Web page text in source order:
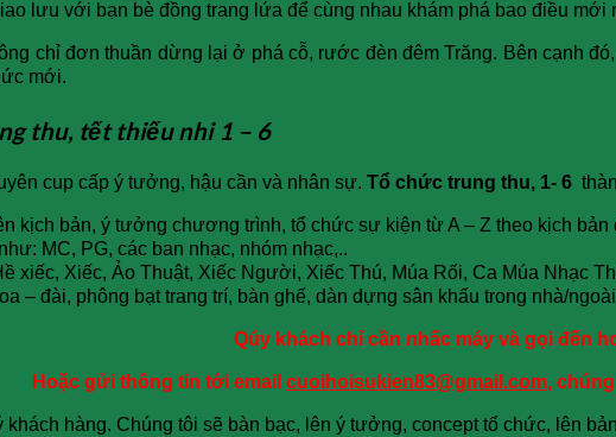
lưu với bạn bè đồng trang lứa để cùng nhau khám phá bao điều mới
chỉ đơn thuần dừng lại ở phá cỗ, rước đèn đêm Trăng. Bên cạnh
mới.
thu, tết thiếu nhi 1 – 6
cup cấp ý tưởng, hậu cần và nhân sự. Tổ chức trung thu, 1- 6
kịch bản, ý tưởng chương trình, tổ chức sự kiện từ A – Z theo kịch
MC, PG, các ban nhạc, nhóm nhạc,..
xiếc, Xiếc, Ảo Thuật, Xiếc Người, Xiếc Thú, Múa Rối, Ca Múa Nhạc
– đài, phông bạt trang trí, bàn ghế, dàn dựng sân khấu trong nhà/
Qúy khách chỉ cần nhấc máy và gọi đến
Hoặc gửi thông tin tới email cuoihoisukien83@gmail.com,
hàng. Chúng tôi sẽ bàn bạc, lên ý tưởng, concept tổ chức, lên